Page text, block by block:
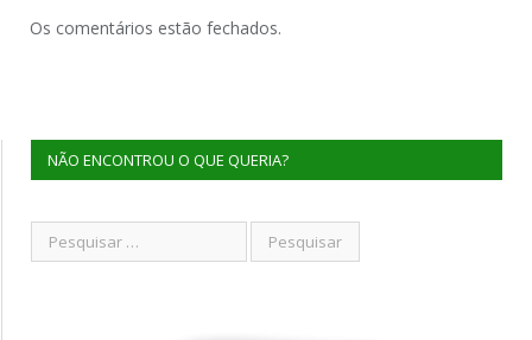
Os comentários estão fechados.
NÃO ENCONTROU O QUE QUERIA?